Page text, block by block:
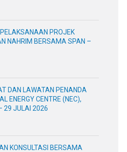
PROJEK
NAHRIM BERSAMA SPAN –
DAN LAWATAN PENANDA
ENERGY CENTRE (NEC),
29 JULAI 2026
KONSULTASI BERSAMA